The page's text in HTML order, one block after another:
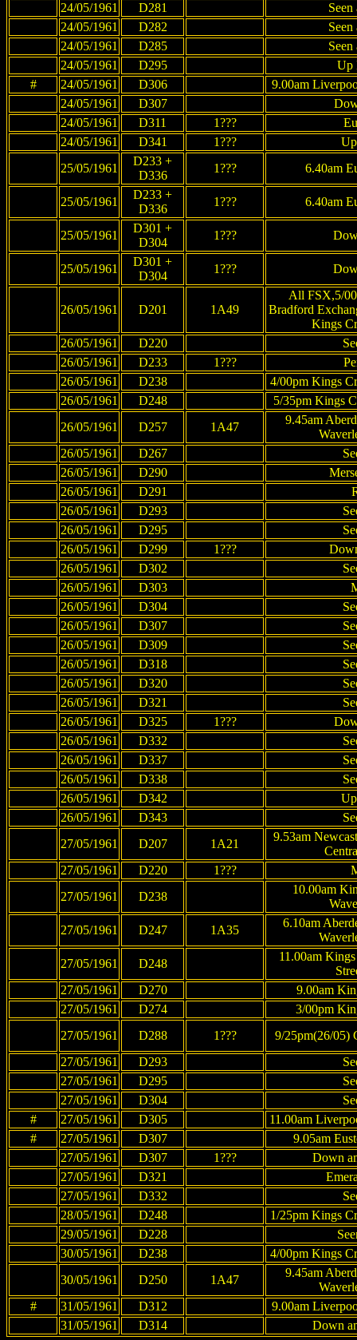
24/05/1961
D281
24/05/1961
D282
24/05/1961
D285
24/05/1961
D295
Up
#
24/05/1961 D306
9.00am
24/05/1961
D307
24/05/1961
D311 1???
24/05/1961
D341 1???
25/05/1961
D233 +
D336
1??? 6.40am
25/05/1961
D233 +
D336
1??? 6.40am
25/05/1961
D301 +
D304
1???
25/05/1961
D301 +
D304
1???
26/05/1961 D201 1A49
All FSX,5/
Bradford
Kings
26/05/1961
D220
26/05/1961
D233 1???
26/05/1961
D238
4/00pm Kings
26/05/1961
D248
5/35pm Kings
26/05/1961
D257 1A47
9.45am
26/05/1961
D267
26/05/1961
D290
26/05/1961
D291
26/05/1961
D293
26/05/1961
D295
26/05/1961
D299 1???
26/05/1961
D302
26/05/1961
D303
26/05/1961
D304
26/05/1961
D307
26/05/1961
D309
26/05/1961
D318
26/05/1961
D320
26/05/1961
D321
26/05/1961
D325 1???
26/05/1961
D332
26/05/1961
D337
26/05/1961
D338
26/05/1961
D342
26/05/1961
D343
27/05/1961
D207 1A21
9.53am
27/05/1961
D220 1???
27/05/1961
D238
10.00am
27/05/1961
D247 1A35
6.10am
27/05/1961
D248
11.00am
27/05/1961
D270
9.00am
27/05/1961
D274
3/00pm
27/05/1961
D288 1???
9/25pm(26/05)
27/05/1961
D293
27/05/1961
D295
27/05/1961
D304
#
27/05/1961 D305
11.00am
#
27/05/1961 D307
9.05am
27/05/1961
D307 1???
Down
27/05/1961
D321
27/05/1961
D332
28/05/1961
D248
1/25pm Kings
29/05/1961
D228
30/05/1961
D238
4/00pm Kings
30/05/1961
D250 1A47
9.45am
#
31/05/1961 D312
9.00am
31/05/1961
D314 Down